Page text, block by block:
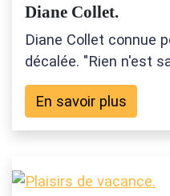
Diane Collet.
Diane Collet connue
décalée. "Rien n'est
En savoir plus